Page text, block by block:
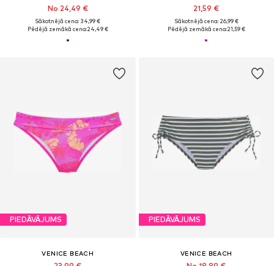
No 24,49 €
Sākotnējā cena: 34,99 €
Pēdējā zemākā cena:24,49 €
21,59 €
Sākotnējā cena: 26,99 €
Pēdējā zemākā cena:21,59 €
PIEDĀVĀJUMS
VENICE BEACH
PIEDĀVĀJUMS
VENICE BEACH